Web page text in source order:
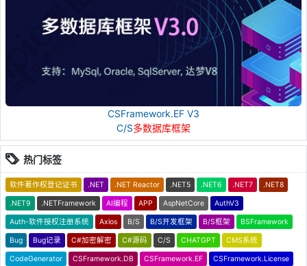
CSFramework.EF V3
C/S多数据库框架
热门标签
软件著作权登记证书 .NET .NET Reactor .NET5 .NET6 .NET7 .NET8
.NET9 .NETFramework AI编程 APP AspNetCore AuthV3
Auth-软件授权注册系统 Axios B/S B/S开发框架 B/S框架 BSFramework
Bug Bug记录 C#加密解密 C#源码 C/S CHATGPT CMS系统
CodeGenerator CSFramework.DB CSFramework.EF CSFramework.License